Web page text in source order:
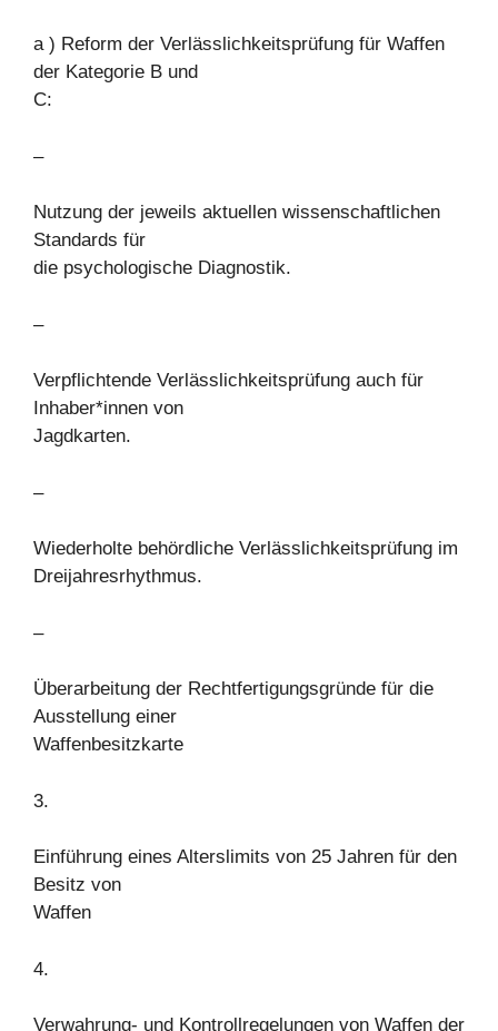
a ) Reform der Verlässlichkeitsprüfung für Waffen
der Kategorie B und
C:
–
Nutzung der jeweils aktuellen wissenschaftlichen
Standards für
die psychologische Diagnostik.
–
Verpflichtende Verlässlichkeitsprüfung auch für
Inhaber*innen von
Jagdkarten.
–
Wiederholte behördliche Verlässlichkeitsprüfung im
Dreijahresrhythmus.
–
Überarbeitung der Rechtfertigungsgründe für die
Ausstellung einer
Waffenbesitzkarte
3.
Einführung eines Alterslimits von 25 Jahren für den
Besitz von
Waffen
4.
Verwahrung- und Kontrollregelungen von Waffen der